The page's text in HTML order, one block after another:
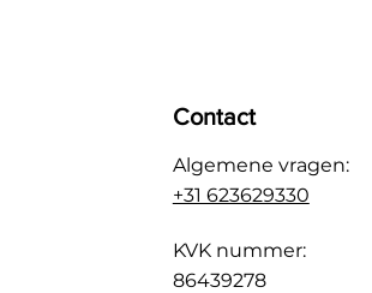
Contact
Algemene vragen:
+31 623629330
KVK nummer:
86439278